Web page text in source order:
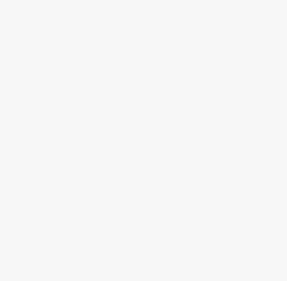
Ковер шерстяной
2,50×3,50 м,
96